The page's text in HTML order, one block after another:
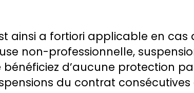
ainsi a fortiori applicable en cas
non-professionnelle,
d’aucune protection
du contrat